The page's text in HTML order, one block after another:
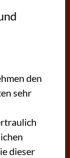
den
sehr
dieser